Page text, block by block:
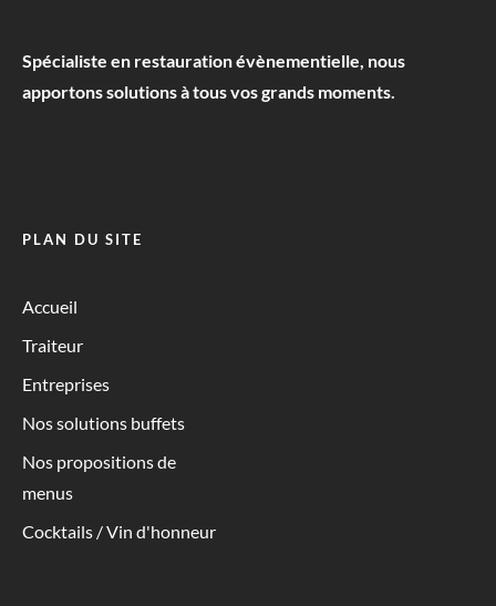
Spécialiste en restauration évènementielle, nous
apportons solutions à tous vos grands moments.
PLAN DU SITE
Accueil
Traiteur
Entreprises
Nos solutions buffets
Nos propositions de
menus
Cocktails / Vin d'honneur